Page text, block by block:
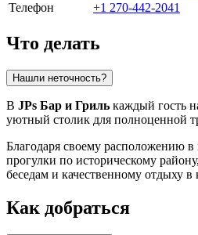
Телефон
+1 270-442-2041
Что делать
Нашли неточность?
В JPs Бар и Гриль каждый гость
уютный столик для полноценной
Благодаря своему расположению в
прогулки по историческому
беседам и качественному отдыху в
Как добраться